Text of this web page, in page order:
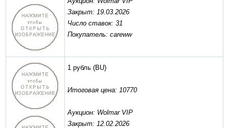
Закрыт: 19.03.2026
Число ставок: 31
Покупатель: careww
1 рубль (BU)
Итоговая цена: 10770
Аукцион: Wolmar VIP
Закрыт: 12.02.2026